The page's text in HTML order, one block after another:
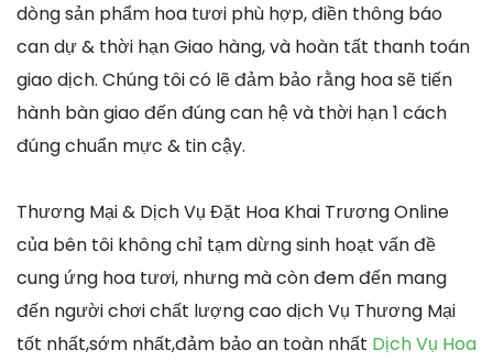
dòng sản phẩm hoa tươi phù hợp, điền thông báo
can dự & thời hạn Giao hàng, và hoàn tất thanh toán
giao dịch. Chúng tôi có lẽ đảm bảo rằng hoa sẽ tiến
hành bàn giao đến đúng can hệ và thời hạn 1 cách
đúng chuẩn mực & tin cậy.
Thương Mại & Dịch Vụ Đặt Hoa Khai Trương Online
của bên tôi không chỉ tạm dừng sinh hoạt vấn đề
cung ứng hoa tươi, nhưng mà còn đem đến mang
đến người chơi chất lượng cao dịch Vụ Thương Mại
tốt nhất,sớm nhất,đảm bảo an toàn nhất Dịch Vụ Hoa